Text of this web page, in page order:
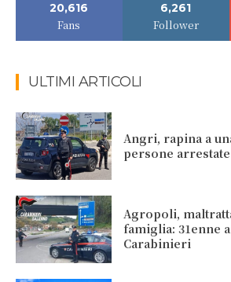
20,616
Fans
6,261
Follower
ULTIMI ARTICOLI
Angri, rapina a
persone
Agropoli,
famiglia: 31enne
Carabinieri